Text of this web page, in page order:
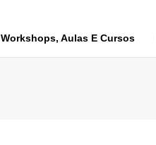
Workshops, Aulas E Cursos